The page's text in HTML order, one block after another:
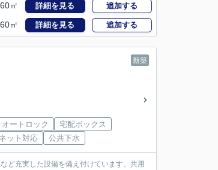
㎡ 詳細を見る 追加する
㎡ 詳細を見る 追加する
新築
オートロック
宅配ボックス
ット対応
公共下水
ど充実した設備を備え付けています。共用